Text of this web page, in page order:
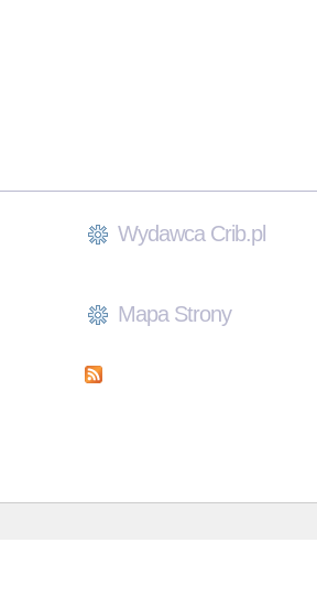
Wydawca Crib.pl
Mapa Strony